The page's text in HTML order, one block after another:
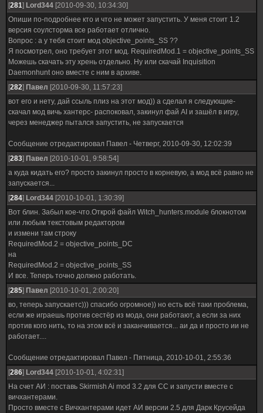
[281] Lord344 [2010-09-30, 10:34:30]
Опиши по-подробнее кто и что не может запустить. У меня стоит 1.2
версия соулсторма все работает отлично.
Вопрос : а у тебя стоит мод objective_points_SS ??
Я посмотрел, оно требует этот мод. RequiredMod.1 = objective_points_SS
Можешь скачать эту хрень отдельно. Ну или скачай Inquisition
Daemonhunt оно вместе с ним в архиве.
[282] Павел [2010-09-30, 11:57:23]
вот его и нету, дай ссыль плиз на этот мод)) а сделал я следующие-
скачал мод вичь хантерс- распоковал, закинул фай AI и зашёл в игру,
через менеджер пытался запустить, не запускается
Сообщение отредактировал Павел - Четверг, 2010-09-30, 12:02:39
[283] Павел [2010-10-01, 9:58:54]
а куда кидать его? просто закинул просто в корневую, а мод всё равно не
запускается...
[284] Lord344 [2010-10-01, 1:30:39]
Вот блин. Забыл кое-что.Открой файл Witch_hunters.module блокнотом
или любым текстовым редактором
и измени там строку
RequiredMod.2 = objective_points_DC
на
RequiredMod.2 = objective_points_SS
И все. Теперь точно должно работать.
[285] Павел [2010-10-01, 2:00:20]
во, теперь запускаетс))) спасибо огромное)) но есть всё таки проблема,
если же играешь против сестёр из мода, они работают, а если за них
против кого нить, то на этом всё и заканчивается... аи да и просто ии не
работает....
Сообщение отредактировал Павел - Пятница, 2010-10-01, 2:55:36
[286] Lord344 [2010-10-01, 4:02:31]
На счет АИ : поставь Skirmish Ai mod 3.2 для СС и запусти вместе с
вичхантерами.
Просто вместе с Вичхантерами идет АИ версии 2.5 для Дарк Крусейда